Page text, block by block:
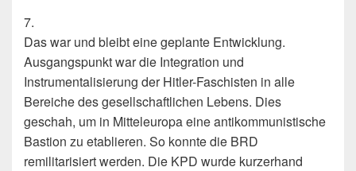
7.
Das war und bleibt eine geplante Entwicklung.
Ausgangspunkt war die Integration und
Instrumentalisierung der Hitler-Faschisten in alle
Bereiche des gesellschaftli­chen Lebens. Dies
geschah, um in Mitteleuropa eine antikommunistische
Bastion zu etablieren. So konnte die BRD
remilitarisiert werden. Die KPD wurde kurzerhand